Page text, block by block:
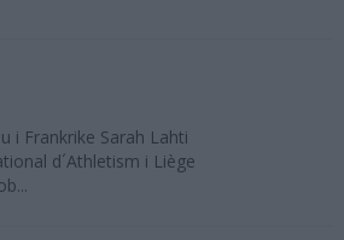
i Frankrike Sarah Lahti
d´Athletism i Liège